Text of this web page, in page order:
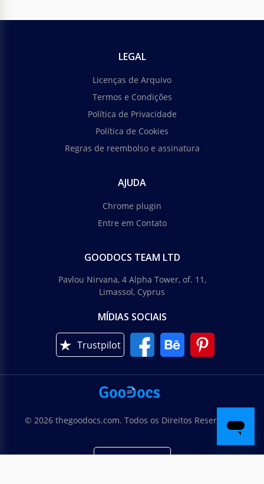
LEGAL
Licenças de Arquivo
Termos e Condições
Política de Privacidade
Política de Cookies
Regras de reembolso e assinatura
AJUDA
Chrome plugin
Entre em Contato
GOODOCS TEAM LTD
Pavlou Nirvana, 4 Alpha Tower, of. 11,
Limassol, Cyprus
MÍDIAS SOCIAIS
Trustpilot
© 2026 thegoodocs.com. Todos os Direitos Reservados
Português